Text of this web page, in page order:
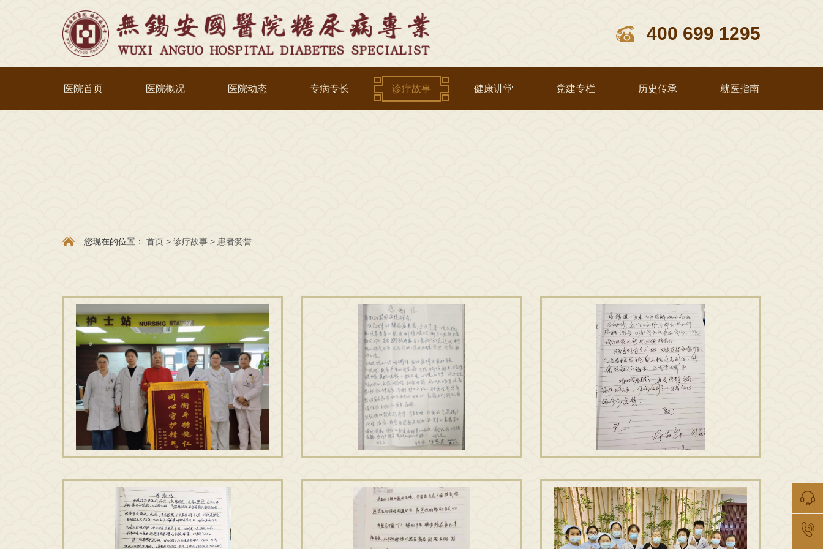
400 699 1295
医院首页 医院概况 医院动态 专病专长 诊疗故事 健康讲堂 党建专栏 历史传承 就医指南
您现在的位置： 首页 > 诊疗故事 > 患者赞誉